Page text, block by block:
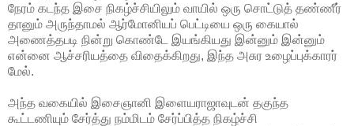
நேரம் கடந்த இசை நிகழ்ச்சியிலும் வாயில் ஒரு சொட்டுத் தண்ணீர்
தானும் அருந்தாமல் ஆர்மோனியப் பெட்டியை ஒரு கையால்
அணைத்தபடி நின்று கொண்டே இயங்கியது இன்னும் இன்னும்
என்னை ஆச்சரியத்தை விதைக்கிறது, இந்த அசுர உழைப்புக்காரர்
மேல்.
அந்த வகையில் இசைஞானி இளையராஜாவுடன் தகுந்த
கூட்டணியும் சேர்த்து நம்மிடம் சேர்ப்பித்த நிகழ்ச்சி